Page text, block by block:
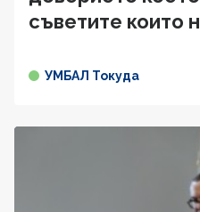
съветите които
УМБАЛ Токуда